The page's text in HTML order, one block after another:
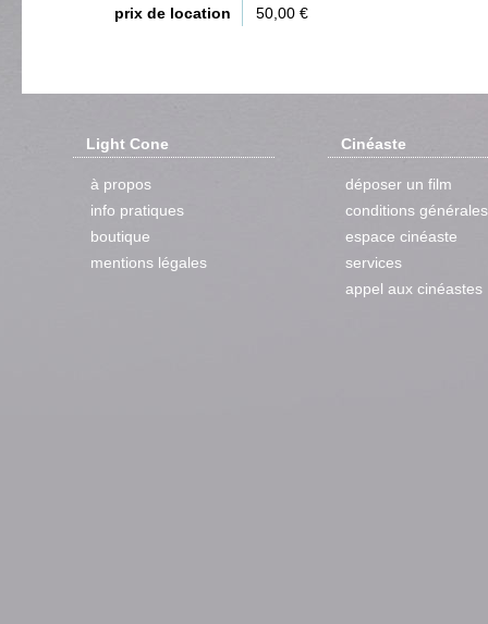
prix de location
50,00 €
Light Cone
à propos
info pratiques
boutique
mentions légales
Cinéaste
déposer un film
conditions générales
espace cinéaste
services
appel aux cinéastes